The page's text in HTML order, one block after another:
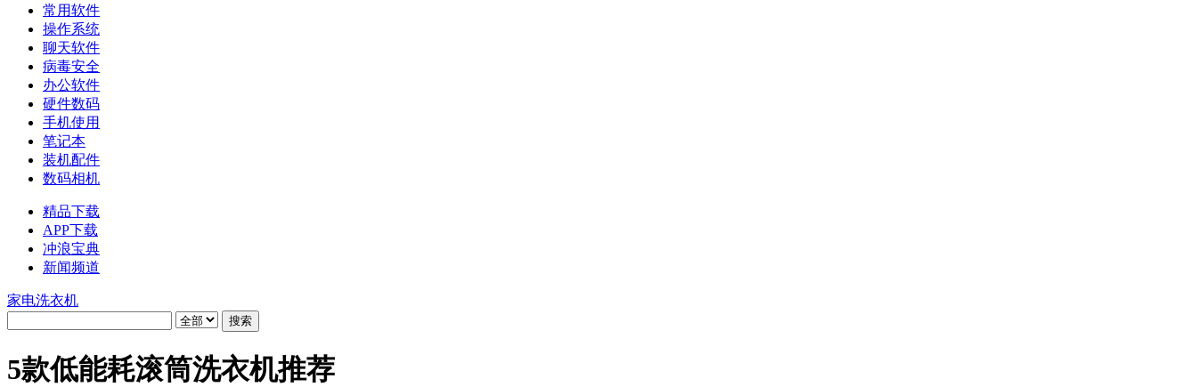
常用软件
操作系统
聊天软件
病毒安全
办公软件
硬件数码
手机使用
笔记本
装机配件
数码相机
精品下载
APP下载
冲浪宝典
新闻频道
家电洗衣机
5款低能耗滚筒洗衣机推荐